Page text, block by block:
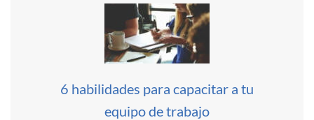
6 habilidades para capacitar a tu
equipo de trabajo